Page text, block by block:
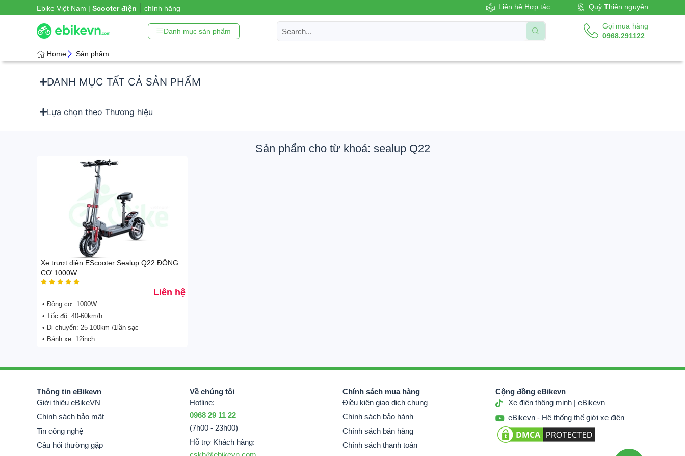
Ebike Việt Nam | Scooter điện chính hãng Liên hệ Hợp tác Quỹ Thiện nguyện
Danh mục sản phẩm
Tất cả sản phẩm
Xe lăn điện
Xe xuồng, xe điện trẻ em
Xe điện Scooter SealUP
Xe điện HONDA
Xe đạp trợ lực G-Force
Xe đạp trợ lực Coswheel
Xe đạp trợ lực điện khác
eScooter | Scooter sân
GOLF
Xe điện 3 & 4 bánh
Tin công nghệ
Gọi mua hàng
0968.291122
Home Sản phẩm
DANH MỤC TẤT CẢ SẢN PHẨM
Lựa chọn theo Thương hiệu
Sản phẩm cho từ khoá: sealup Q22
Xe trượt điện EScooter Sealup Q22 ĐỘNG
CƠ 1000W
    
Liên hệ
• Động cơ: 1000W
• Tốc độ: 40-60km/h
• Di chuyển: 25-100km /1lần sạc
• Bánh xe: 12inch
Thông tin eBikevn
Giới thiệu eBikeVN
Chính sách bảo mật
Tin công nghệ
Câu hỏi thường gặp
Về chúng tôi
Hotline:
0968 29 11 22
(7h00 - 23h00)
Hỗ trợ Khách hàng:
Chính sách mua hàng
Điều kiện giao dịch chung
Chính sách bảo hành
Chính sách bán hàng
Chính sách thanh toán
Cộng đồng eBikevn
Xe điện thông minh | eBikevn
eBikevn - Hệ thống thế giới xe điện